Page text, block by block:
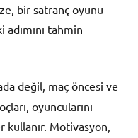
bir satranç oyunu
tahmin
değil, maç öncesi ve
oyuncularını
Motivasyon,